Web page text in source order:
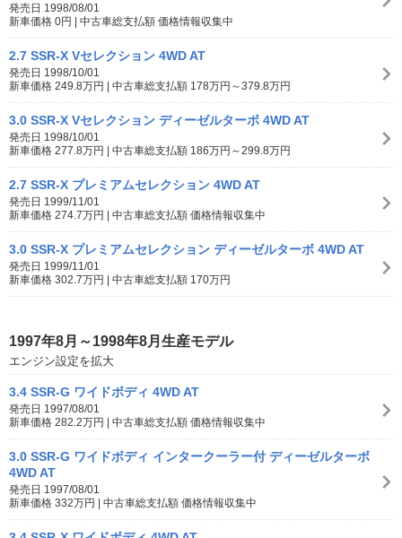
発売日 1998/08/01
新車価格 0円 | 中古車総支払額 価格情報収集中
2.7 SSR-X Vセレクション 4WD AT
発売日 1998/10/01
新車価格 249.8万円 | 中古車総支払額 178万円～379.8万円
3.0 SSR-X Vセレクション ディーゼルターボ 4WD AT
発売日 1998/10/01
新車価格 277.8万円 | 中古車総支払額 186万円～299.8万円
2.7 SSR-X プレミアムセレクション 4WD AT
発売日 1999/11/01
新車価格 274.7万円 | 中古車総支払額 価格情報収集中
3.0 SSR-X プレミアムセレクション ディーゼルターボ 4WD AT
発売日 1999/11/01
新車価格 302.7万円 | 中古車総支払額 170万円
1997年8月～1998年8月生産モデル
エンジン設定を拡大
3.4 SSR-G ワイドボディ 4WD AT
発売日 1997/08/01
新車価格 282.2万円 | 中古車総支払額 価格情報収集中
3.0 SSR-G ワイドボディ インタークーラー付 ディーゼルターボ
4WD AT
発売日 1997/08/01
新車価格 332万円 | 中古車総支払額 価格情報収集中